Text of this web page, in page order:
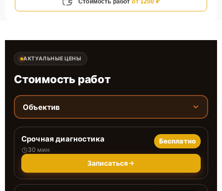
Стоимость работ от 1200 ₽
АКТУАЛЬНЫЕ ЦЕНЫ
Стоимость работ
Объектив
Срочная диагностика
30 мин
Бесплатно
Записаться